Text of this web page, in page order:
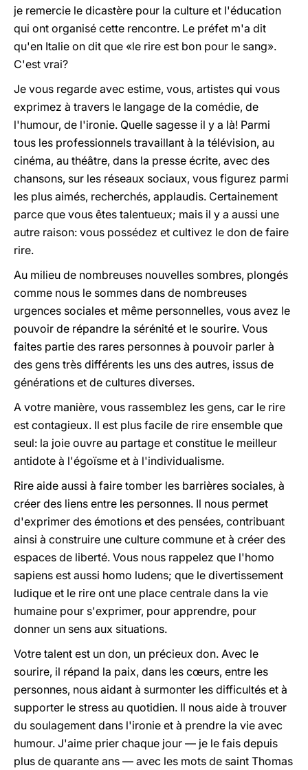
je remercie le dicastère pour la culture et l'éducation
qui ont organisé cette rencontre. Le préfet m'a dit
qu'en Italie on dit que «le rire est bon pour le sang».
C'est vrai?
Je vous regarde avec estime, vous, artistes qui vous
exprimez à travers le langage de la comédie, de
l'humour, de l'ironie. Quelle sagesse il y a là! Parmi
tous les professionnels travaillant à la télévision, au
cinéma, au théâtre, dans la presse écrite, avec des
chansons, sur les réseaux sociaux, vous figurez parmi
les plus aimés, recherchés, applaudis. Certainement
parce que vous êtes talentueux; mais il y a aussi une
autre raison: vous possédez et cultivez le don de faire
rire.
Au milieu de nombreuses nouvelles sombres, plongés
comme nous le sommes dans de nombreuses
urgences sociales et même personnelles, vous avez le
pouvoir de répandre la sérénité et le sourire. Vous
faites partie des rares personnes à pouvoir parler à
des gens très différents les uns des autres, issus de
générations et de cultures diverses.
A votre manière, vous rassemblez les gens, car le rire
est contagieux. Il est plus facile de rire ensemble que
seul: la joie ouvre au partage et constitue le meilleur
antidote à l'égoïsme et à l'individualisme.
Rire aide aussi à faire tomber les barrières sociales, à
créer des liens entre les personnes. Il nous permet
d'exprimer des émotions et des pensées, contribuant
ainsi à construire une culture commune et à créer des
espaces de liberté. Vous nous rappelez que l'homo
sapiens est aussi homo ludens; que le divertissement
ludique et le rire ont une place centrale dans la vie
humaine pour s'exprimer, pour apprendre, pour
donner un sens aux situations.
Votre talent est un don, un précieux don. Avec le
sourire, il répand la paix, dans les cœurs, entre les
personnes, nous aidant à surmonter les difficultés et à
supporter le stress au quotidien. Il nous aide à trouver
du soulagement dans l'ironie et à prendre la vie avec
humour. J'aime prier chaque jour — je le fais depuis
plus de quarante ans — avec les mots de saint Thomas